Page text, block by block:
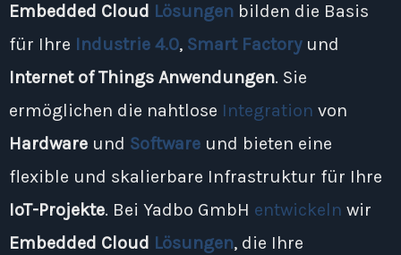
Embedded Cloud Lösungen bilden die Basis
für Ihre Industrie 4.0, Smart Factoryund
Internet of Things Anwendungen. Sie
ermöglichen die nahtlose Integration von
Hardware und Software und bieten eine
flexible und skalierbare Infrastruktur für Ihre
IoT-Projekte. Bei Yadbo GmbH entwickeln wir
Embedded Cloud Lösungen, die Ihre